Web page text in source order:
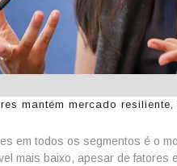
mantém mercado
em todos os segmentos é o
mais baixo, apesar de